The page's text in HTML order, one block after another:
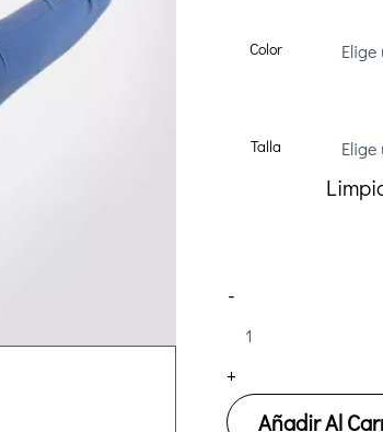
Color
Talla
-
Creyconfe
SALEM
cantidad
+
Añadir Al